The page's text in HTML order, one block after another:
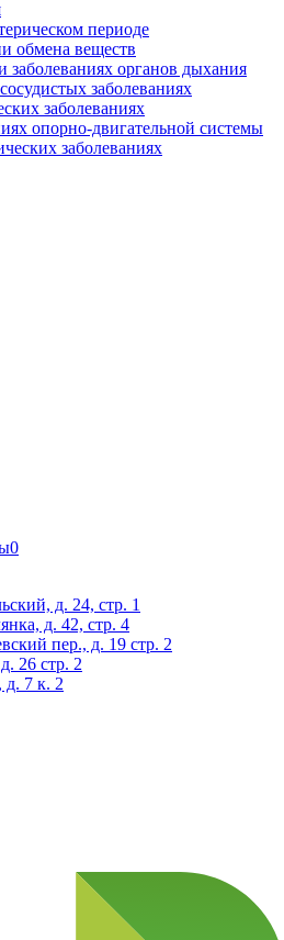
периоде
обмена веществ
заболеваниях органов дыхания
заболеваниях
заболеваниях
опорно-двигательной системы
заболеваниях
0
д. 24, стр. 1
д. 42, стр. 4
пер., д. 19 стр. 2
26 стр. 2
7 к. 2